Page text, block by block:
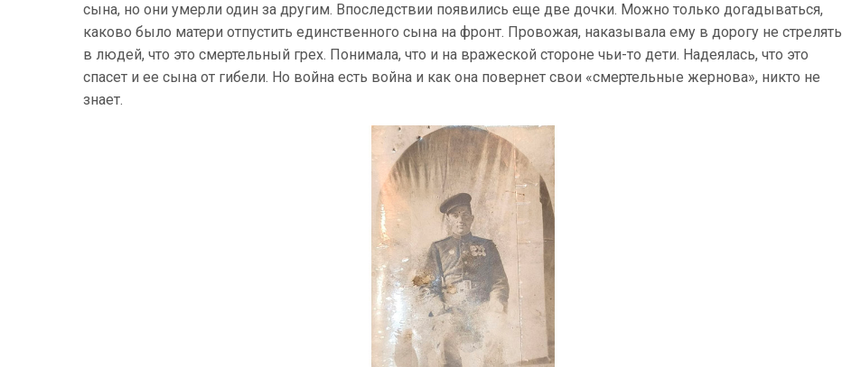
сына, но они умерли один за другим. Впоследствии появились еще две дочки. Можно только догадываться,
каково было матери отпустить единственного сына на фронт. Провожая, наказывала ему в дорогу не стрелять
в людей, что это смертельный грех. Понимала, что и на вражеской стороне чьи-то дети. Надеялась, что это
спасет и ее сына от гибели. Но война есть война и как она повернет свои «смертельные жернова», никто не
знает.